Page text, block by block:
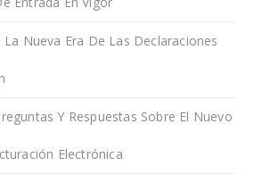
La Nueva Era De Las Declaraciones
Y Respuestas Sobre El Nuevo
Electrónica